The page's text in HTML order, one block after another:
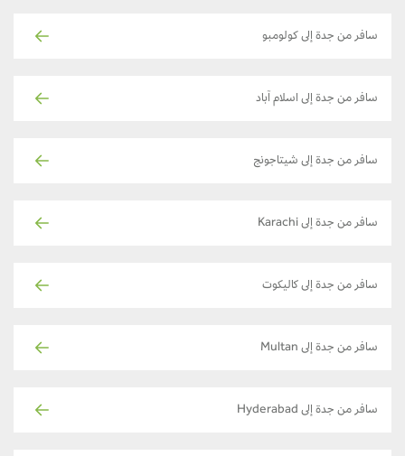
سافر من جدة إلى كولومبو
سافر من جدة إلى اسلام آباد
سافر من جدة إلى شيتاجونج
سافر من جدة إلى Karachi
سافر من جدة إلى كاليكوت
سافر من جدة إلى Multan
سافر من جدة إلى Hyderabad